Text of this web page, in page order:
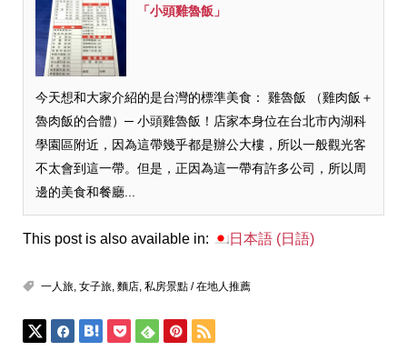
「小頭雞魯飯」
今天想和大家介紹的是台灣的標準美食： 雞魯飯 （雞肉飯＋
魯肉飯的合體）─ 小頭雞魯飯！店家本身位在台北市內湖科
學園區附近，因為這帶幾乎都是辦公大樓，所以一般觀光客
不太會到這一帶。但是，正因為這一帶有許多公司，所以周
邊的美食和餐廳...
This post is also available in: 日本語(日語)
一人旅, 女子旅, 麵店, 私房景點 / 在地人推薦